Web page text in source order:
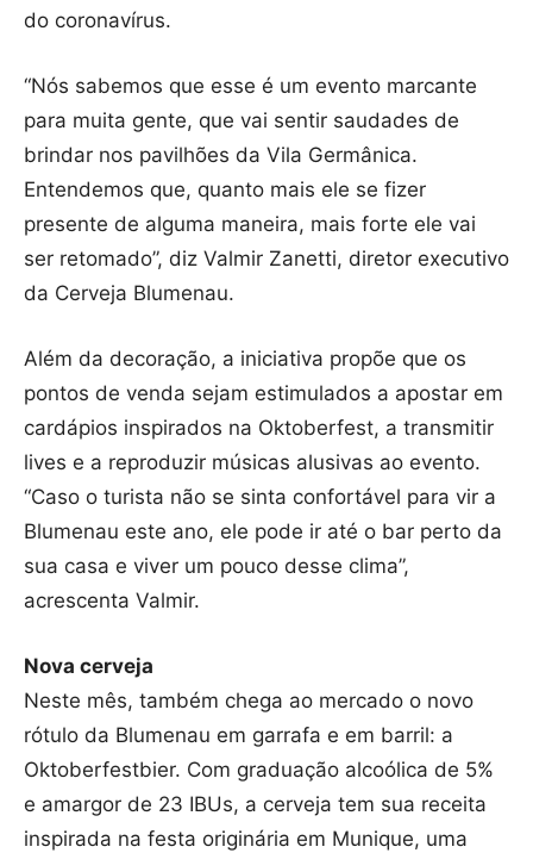
do coronavírus.
“Nós sabemos que esse é um evento marcante
para muita gente, que vai sentir saudades de
brindar nos pavilhões da Vila Germânica.
Entendemos que, quanto mais ele se fizer
presente de alguma maneira, mais forte ele vai
ser retomado”, diz Valmir Zanetti, diretor executivo
da Cerveja Blumenau.
Além da decoração, a iniciativa propõe que os
pontos de venda sejam estimulados a apostar em
cardápios inspirados na Oktoberfest, a transmitir
lives e a reproduzir músicas alusivas ao evento.
“Caso o turista não se sinta confortável para vir a
Blumenau este ano, ele pode ir até o bar perto da
sua casa e viver um pouco desse clima”,
acrescenta Valmir.
Nova cerveja
Neste mês, também chega ao mercado o novo
rótulo da Blumenau em garrafa e em barril: a
Oktoberfestbier. Com graduação alcoólica de 5%
e amargor de 23 IBUs, a cerveja tem sua receita
inspirada na festa originária em Munique, uma